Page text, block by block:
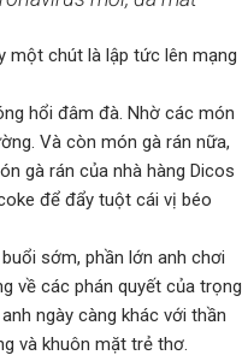
một chút là lập tức lên mạng
hổi đâm đà. Nhờ các món
Và còn món gà rán nữa,
gà rán của nhà hàng Dicos
để đẩy tuột cái vị béo
sớm, phần lớn anh chơi
về các phán quyết của trọng
ngày càng khác với thần
và khuôn mặt trẻ thơ.